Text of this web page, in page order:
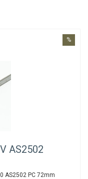
%
AS2502
AS2502 PC 72mm